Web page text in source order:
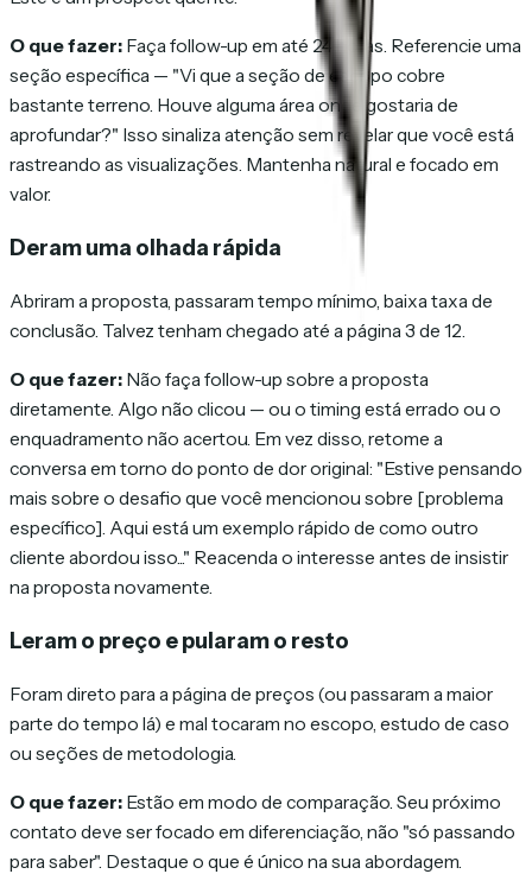
O que fazer: Faça follow-up em até 24 horas. Referencie uma
seção específica — "Vi que a seção de escopo cobre
bastante terreno. Houve alguma área onde gostaria de
aprofundar?" Isso sinaliza atenção sem revelar que você está
rastreando as visualizações. Mantenha natural e focado em
valor.
Deram uma olhada rápida
Abriram a proposta, passaram tempo mínimo, baixa taxa de
conclusão. Talvez tenham chegado até a página 3 de 12.
O que fazer: Não faça follow-up sobre a proposta
diretamente. Algo não clicou — ou o timing está errado ou o
enquadramento não acertou. Em vez disso, retome a
conversa em torno do ponto de dor original: "Estive pensando
mais sobre o desafio que você mencionou sobre [problema
específico]. Aqui está um exemplo rápido de como outro
cliente abordou isso..." Reacenda o interesse antes de insistir
na proposta novamente.
Leram o preço e pularam o resto
Foram direto para a página de preços (ou passaram a maior
parte do tempo lá) e mal tocaram no escopo, estudo de caso
ou seções de metodologia.
O que fazer: Estão em modo de comparação. Seu próximo
contato deve ser focado em diferenciação, não "só passando
para saber". Destaque o que é único na sua abordagem.